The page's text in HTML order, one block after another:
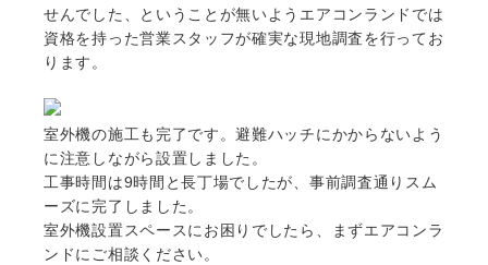
せんでした、ということが無いようエアコンランドでは
資格を持った営業スタッフが確実な現地調査を行ってお
ります。
室外機の施工も完了です。避難ハッチにかからないよう
に注意しながら設置しました。
工事時間は9時間と長丁場でしたが、事前調査通りスム
ーズに完了しました。
室外機設置スペースにお困りでしたら、まずエアコンラ
ンドにご相談ください。